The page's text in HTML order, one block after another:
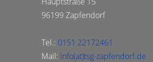
96199 Zapfendorf
Tel.: 0151 22172461
Mail: info(at)tsg-zapfendorf.de